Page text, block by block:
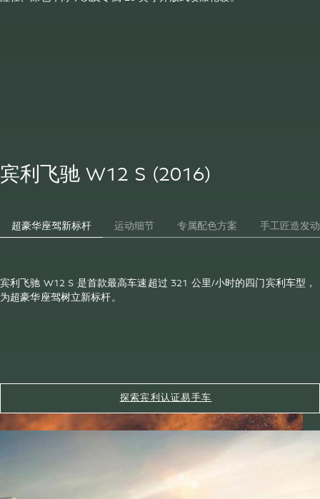
宾利飞驰 W12 S (2016)
超豪华座驾新标杆 运动细节 专属配色方案 手工匠造发
宾利飞驰 W12 S 是首款最高车速超过 321 公里/小时的四门宾利车型，
为超豪华座驾树立新标杆。
探索宾利认证易手车